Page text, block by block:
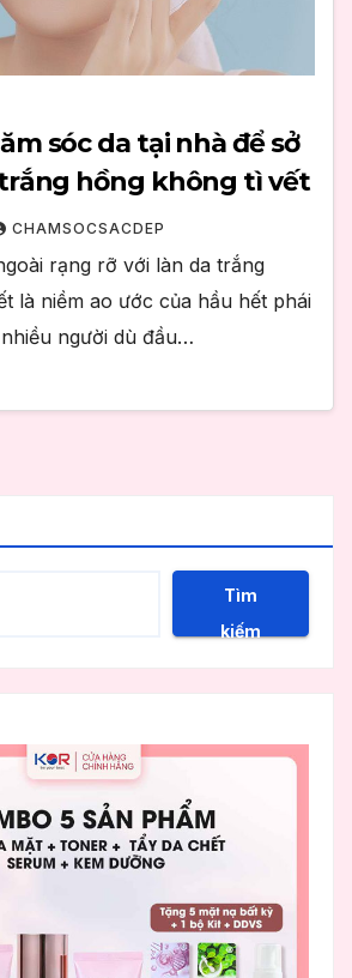
sóc da tại nhà để sở
hồng không tì vết
CHAMSOCSACDEP
rạng rỡ với làn da trắng
là niềm ao ước của hầu hết phái
người dù đầu…
Tìm
kiếm